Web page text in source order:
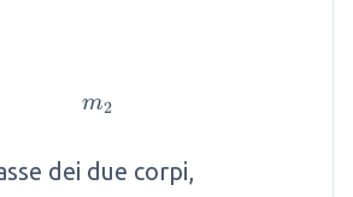
m_2
m2
dei due corpi,